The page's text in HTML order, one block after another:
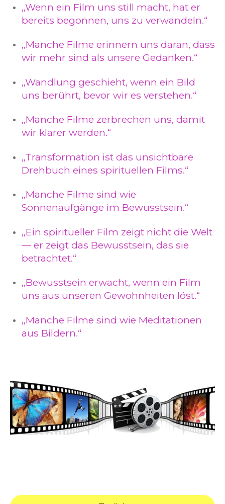
„Wenn ein Film uns still macht, hat er
bereits begonnen, uns zu verwandeln.“
„Manche Filme erinnern uns daran, dass
wir mehr sind als unsere Gedanken.“
„Wandlung geschieht, wenn ein Bild
uns berührt, bevor wir es verstehen.“
„Manche Filme zerbrechen uns, damit
wir klarer werden.“
„Transformation ist das unsichtbare
Drehbuch eines spirituellen Films.“
„Manche Filme sind wie
Sonnenaufgänge im Bewusstsein.“
„Ein spiritueller Film zeigt nicht die Welt
— er zeigt das Bewusstsein, das sie
betrachtet.“
„Bewusstsein erwacht, wenn ein Film
uns aus unseren Gewohnheiten löst.“
„Manche Filme sind wie Meditationen
aus Bildern.“